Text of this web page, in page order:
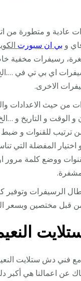
عادية و متطورة من
و بي ان سبورت
رسيفرات مخفية
اي بي تي في
الاخرى.
من حيث الاعدادات
الوقت و التاريخ و
ترتيب للقنوات و ضبط
المفضلة التي
ووضع كلمة مرور او
الرسيفرات وتوفير
قبل مختصين وبسعر
فني دش ستلايت
عن اعمالنا هي أكبر